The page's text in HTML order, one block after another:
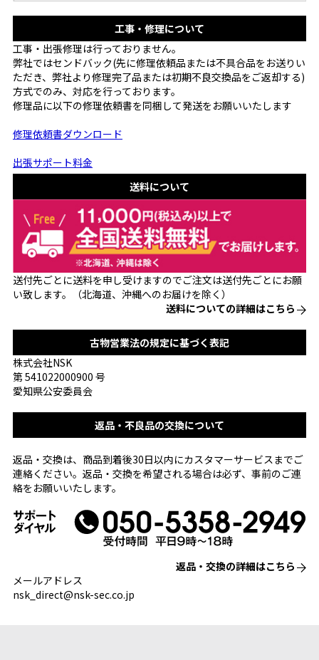
工事・修理について
工事・出張修理は行っておりません。
弊社ではセンドバック(先に修理依頼品または不具合品をお送りい
ただき、弊社より修理完了品または初期不良交換品をご返却する)
方式でのみ、対応を行っております。
修理品に以下の修理依頼書を同梱して発送をお願いいたします
修理依頼書ダウンロード
出張サポート料金
送料について
送付先ごとに送料を申し受けますのでご注文は送付先ごとにお願
い致します。（北海道、沖縄へのお届けを除く）
送料についての詳細はこちら
古物営業法の規定に基づく表記
株式会社NSK
第 541022000900 号
愛知県公安委員会
返品・不良品の交換について
返品・交換は、商品到着後30日以内にカスタマーサービスまでご
連絡ください。返品・交換を希望される場合は必ず、事前のご連
絡をお願いいたします。
返品・交換の詳細はこちら
メールアドレス
nsk_direct@nsk-sec.co.jp